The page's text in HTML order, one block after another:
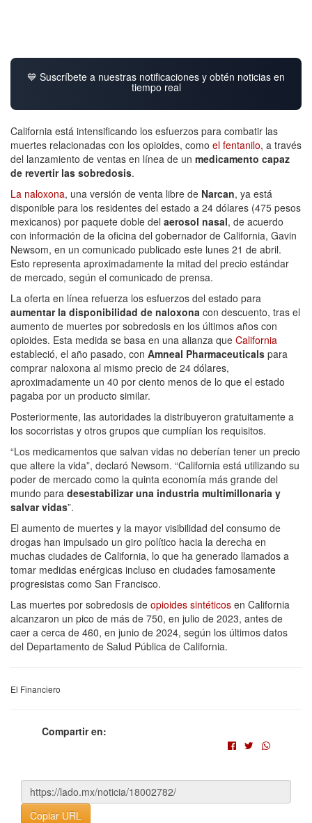
💙 Suscríbete a nuestras notificaciones y obtén noticias en
tiempo real
California está intensificando los esfuerzos para combatir las
muertes relacionadas con los opioides, como el fentanilo, a través
del lanzamiento de ventas en línea de un medicamento capaz
de revertir las sobredosis.
La naloxona, una versión de venta libre de Narcan, ya está
disponible para los residentes del estado a 24 dólares (475 pesos
mexicanos) por paquete doble del aerosol nasal, de acuerdo
con información de la oficina del gobernador de California, Gavin
Newsom, en un comunicado publicado este lunes 21 de abril.
Esto representa aproximadamente la mitad del precio estándar
de mercado, según el comunicado de prensa.
La oferta en línea refuerza los esfuerzos del estado para
aumentar la disponibilidad de naloxona con descuento, tras el
aumento de muertes por sobredosis en los últimos años con
opioides. Esta medida se basa en una alianza que California
estableció, el año pasado, con Amneal Pharmaceuticals para
comprar naloxona al mismo precio de 24 dólares,
aproximadamente un 40 por ciento menos de lo que el estado
pagaba por un producto similar.
Posteriormente, las autoridades la distribuyeron gratuitamente a
los socorristas y otros grupos que cumplían los requisitos.
“Los medicamentos que salvan vidas no deberían tener un precio
que altere la vida”, declaró Newsom. “California está utilizando su
poder de mercado como la quinta economía más grande del
mundo para desestabilizar una industria multimillonaria y
salvar vidas”.
El aumento de muertes y la mayor visibilidad del consumo de
drogas han impulsado un giro político hacia la derecha en
muchas ciudades de California, lo que ha generado llamados a
tomar medidas enérgicas incluso en ciudades famosamente
progresistas como San Francisco.
Las muertes por sobredosis de opioides sintéticos en California
alcanzaron un pico de más de 750, en julio de 2023, antes de
caer a cerca de 460, en junio de 2024, según los últimos datos
del Departamento de Salud Pública de California.
El Financiero
Compartir en:
Copiar URL